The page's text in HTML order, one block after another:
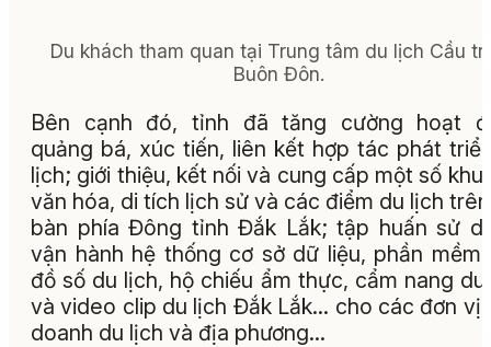
Du khách tham quan tại Trung tâm du lịch Cầu
Buôn Đôn.
Bên cạnh đó, tỉnh đã tăng cường hoạt
quảng bá, xúc tiến, liên kết hợp tác phát
lịch; giới thiệu, kết nối và cung cấp một số khu
văn hóa, di tích lịch sử và các điểm du lịch
bàn phía Đông tỉnh Đắk Lắk; tập huấn sử
vận hành hệ thống cơ sở dữ liệu, phần mềm
đồ số du lịch, hộ chiếu ẩm thực, cẩm nang
và video clip du lịch Đắk Lắk... cho các đơn vị
doanh du lịch và địa phương...